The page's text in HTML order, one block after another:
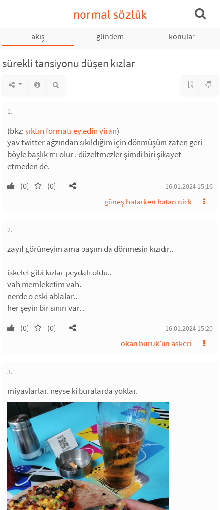
normal sözlük
akış gündem konular
sürekli tansiyonu düşen kızlar
1.
(bkz:yıktın formatı eyledin viran)
yav twitter ağzından sıkıldığım için dönmüşüm zaten geri
böyle başlık mı olur . düzeltmezler şimdi biri şikayet
etmeden de.
(0) (0) 16.01.2024 15:16
güneş batarken batan nick
2.
zayıf görüneyim ama başım da dönmesin kızıdır..
iskelet gibi kızlar peydah oldu..
vah memleketim vah..
nerde o eski ablalar..
her şeyin bir sınırı var...
(0) (0) 16.01.2024 15:20
okan buruk’un askeri
3.
miyavlarlar. neyse ki buralarda yoklar.